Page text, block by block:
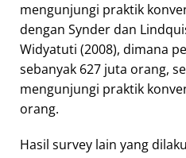
mengunjungi praktik
dengan Synder dan
Widyatuti (2008), dimana
sebanyak 627 juta orang,
mengunjungi praktik
orang.
Hasil survey lain yang